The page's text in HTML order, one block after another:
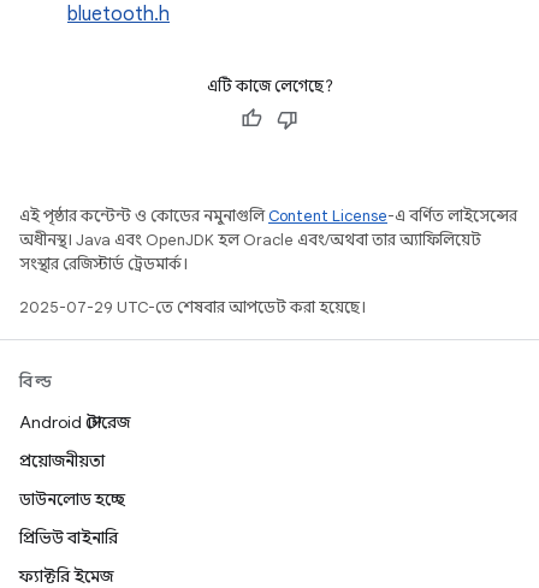
bluetooth.h
এটি কাজে লেগেছে?
এই পৃষ্ঠার কন্টেন্ট ও কোডের নমুনাগুলিContent License-এ বর্ণিত লাইসেন্সের
অধীনস্থ। Java এবং OpenJDK হল Oracle এবং/অথবা তার অ্যাফিলিয়েট
সংস্থার রেজিস্টার্ড ট্রেডমার্ক।
2025-07-29 UTC-তে শেষবার আপডেট করা হয়েছে।
বিল্ড
Android স্টোরেজ
প্রয়োজনীয়তা
ডাউনলোড হচ্ছে
প্রিভিউ বাইনারি
ফ্যাক্টরি ইমেজ